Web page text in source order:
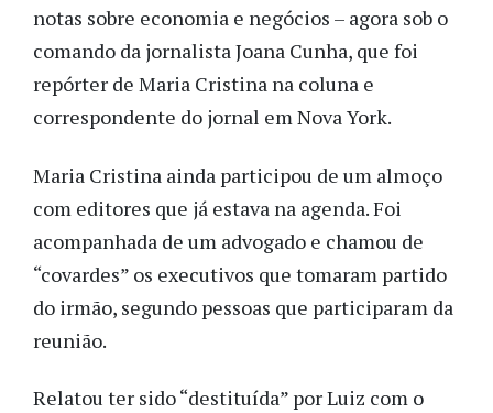
notas sobre economia e negócios – agora sob o
comando da jornalista Joana Cunha, que foi
repórter de Maria Cristina na coluna e
correspondente do jornal em Nova York.
Maria Cristina ainda participou de um almoço
com editores que já estava na agenda. Foi
acompanhada de um advogado e chamou de
“covardes” os executivos que tomaram partido
do irmão, segundo pessoas que participaram da
reunião.
Relatou ter sido “destituída” por Luiz com o